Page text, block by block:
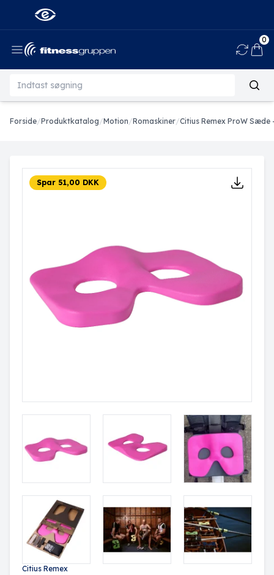
0
Forside/Produktkatalog/Motion/Romaskiner/Citius Remex ProW Sæde
Spar 51,00 DKK
Citius Remex